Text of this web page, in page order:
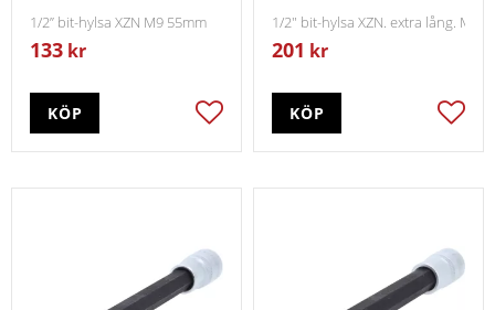
1/2” bit-hylsa XZN M9 55mm
133 kr
Lägg till i favoriter
KÖP
1/2" bit-hylsa XZN. extra lång. M10
201 kr
KÖP